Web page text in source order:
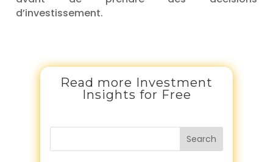
d’investissement.
Read more Investment
Insights for Free
Search